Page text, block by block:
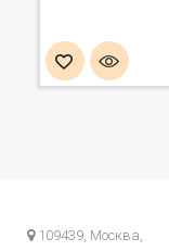
109439, Москва,